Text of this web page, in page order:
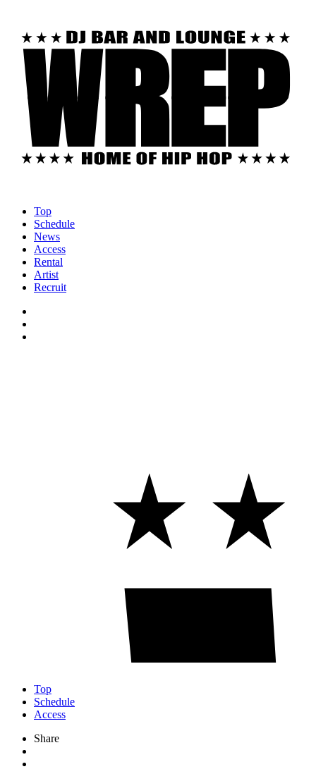
Top
Schedule
News
Access
Rental
Artist
Recruit
Top
Schedule
Access
Share